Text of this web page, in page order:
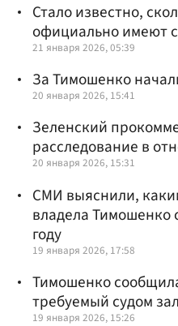
Стало известно,
официально имеют
21 января 2026, 05:39
За Тимошенко
20 января 2026, 15:41
Зеленский
расследование в
20 января 2026, 15:31
СМИ выяснили,
владела Тимошенко
году
19 января 2026, 17:58
Тимошенко
требуемый судом
19 января 2026, 15:26